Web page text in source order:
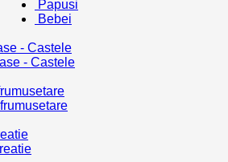
Papusi
Bebei
- Castele
- Castele